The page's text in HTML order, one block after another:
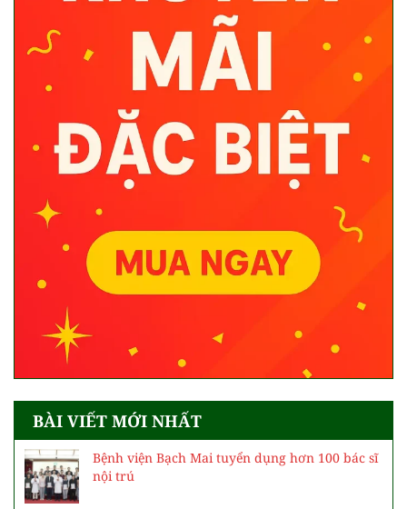
BÀI VIẾT MỚI NHẤT
Bệnh viện Bạch Mai tuyển dụng hơn 100 bác sĩ
nội trú